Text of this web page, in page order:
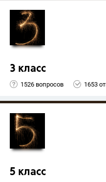
3 класс
1526 вопросов 1653
5 класс